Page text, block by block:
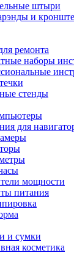
штыри
и
ремонта
наборы
стенды
для
мощности
питания
и сумки
косметика